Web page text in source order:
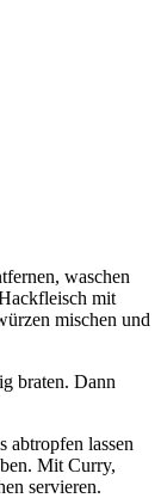
waschen
mit
mischen und
braten. Dann
abtropfen lassen
Mit Curry,
servieren.